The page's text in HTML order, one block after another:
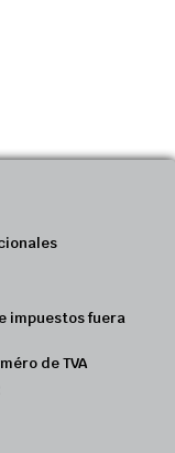
impuestos fuera
de TVA